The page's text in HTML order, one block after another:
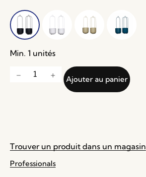
Min. 1 unités
Ajouter au panier
Trouver un produit dans un magasin
Professionals